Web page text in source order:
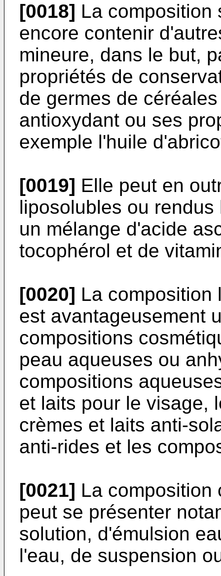
[0018] La composition
encore contenir
mineure, dans le but,
propriétés de
de germes de
antioxydant ou ses
exemple l'huile
[0019] Elle peut en
liposolubles ou
un mélange d'acide
tocophérol et de
[0020] La composition
est avantageusement
compositions
peau aqueuses ou
compositions
et laits pour le visage,
crèmes et laits anti-
anti-rides et les
[0021] La composition
peut se présenter
solution, d'émulsion
l'eau, de suspension